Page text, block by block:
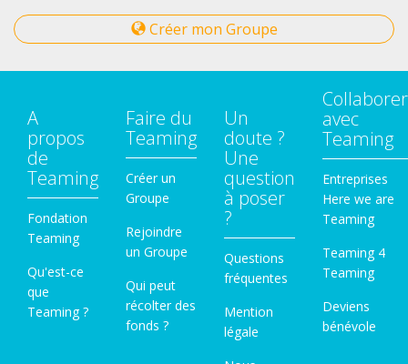
Créer mon Groupe
A
propos
de
Teaming
Fondation
Teaming
Qu'est-ce
que
Teaming ?
Faire du
Teaming
Créer un
Groupe
Rejoindre
un Groupe
Qui peut
récolter des
fonds ?
Un
doute ?
Une
question
à poser
?
Questions
fréquentes
Mention
légale
Collaborer
avec
Teaming
Entreprises
Here we are
Teaming
Teaming 4
Teaming
Deviens
bénévole